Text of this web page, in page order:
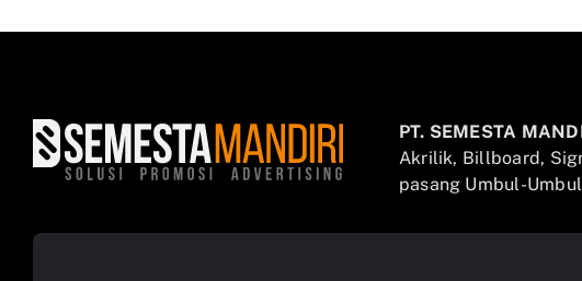
PT. SEMESTA
Akrilik, Billboard,
pasang Umbul-